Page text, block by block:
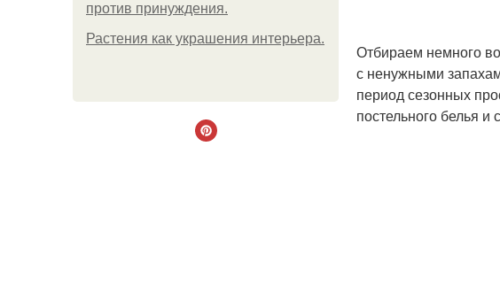
против принуждения.
Растения как украшения интерьера.
Отбираем немного
с ненужными
период сезонных
постельного белья